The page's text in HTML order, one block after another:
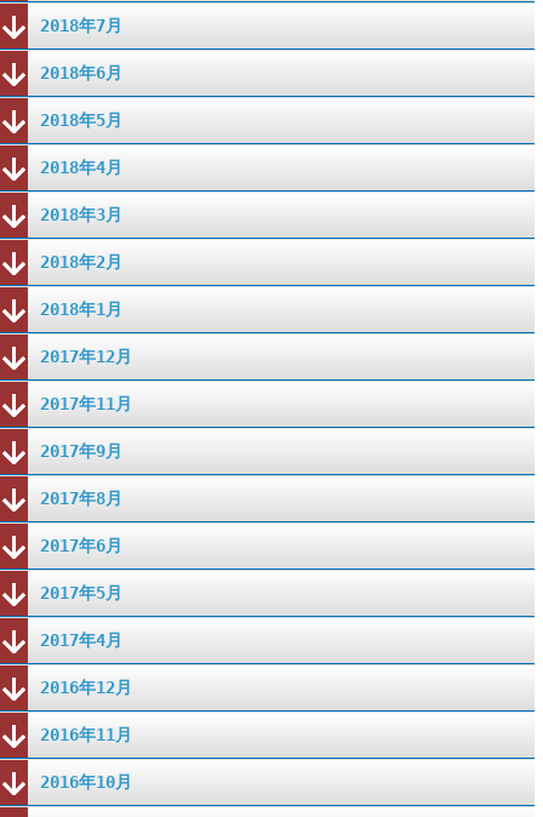
2018年7月
2018年6月
2018年5月
2018年4月
2018年3月
2018年2月
2018年1月
2017年12月
2017年11月
2017年9月
2017年8月
2017年6月
2017年5月
2017年4月
2016年12月
2016年11月
2016年10月